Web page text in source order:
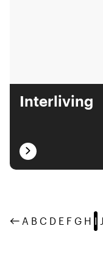
Interliving
A B C D E F G H I J